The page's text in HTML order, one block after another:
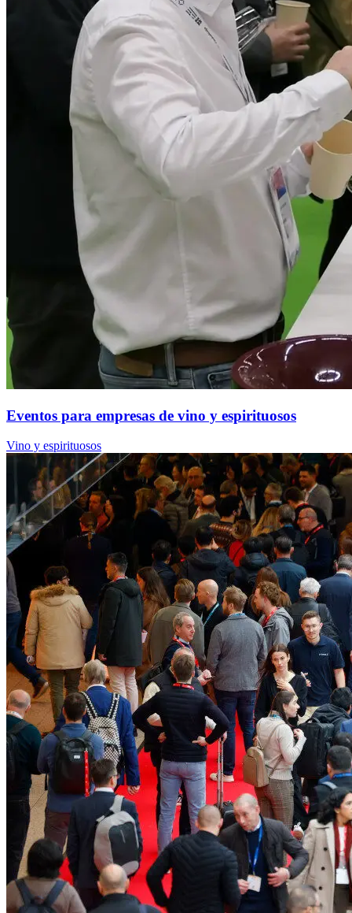
Eventos para empresas de vino y espirituosos
Vino y espirituosos